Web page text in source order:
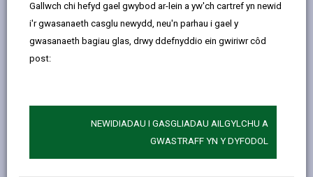
Gallwch chi hefyd gael gwybod ar-lein a yw'ch cartref yn newid
i'r gwasanaeth casglu newydd, neu'n parhau i gael y
gwasanaeth bagiau glas, drwy ddefnyddio ein gwiriwr côd
post:
NEWIDIADAU I GASGLIADAU AILGYLCHU A
GWASTRAFF YN Y DYFODOL
lleol er mwyn sicrhau ein bod ni i gyd yn teimlo'n ddiogel yn
yr ardal lle'r ydym ni'n byw.